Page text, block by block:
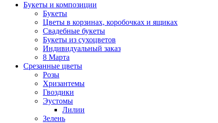
Букеты и композиции
Букеты
Цветы в корзинах, коробочках и ящиках
Свадебные букеты
Букеты из сухоцветов
Индивидуальный заказ
8 Марта
Срезанные цветы
Розы
Хризантемы
Гвоздики
Эустомы
Лилии
Зелень